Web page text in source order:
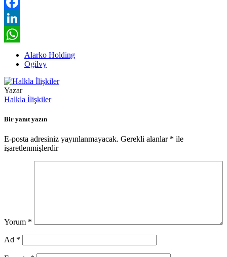
Facebook
LinkedIn
WhatsApp
Alarko Holding
Ogilvy
Yazar
Halkla İlişkiler
Bir yanıt yazın
E-posta adresiniz yayınlanmayacak. Gerekli alanlar * ile
işaretlenmişlerdir
Yorum *
Ad *